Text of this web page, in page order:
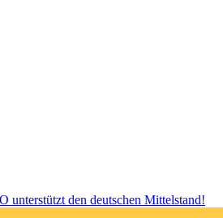
unterstützt den deutschen Mittelstand!